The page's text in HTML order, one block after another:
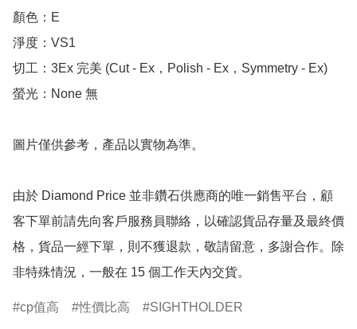
顏色：E
淨度：VS1
切工：3Ex 完美 (Cut - Ex，Polish - Ex，Symmetry - Ex)
螢光：None 無
圖片僅供參考，產品以實物為準。
由於 Diamond Price 並非鑽石供應商的唯一銷售平台，顧
客下單前請先向客戶服務員聯絡，以確認貨品存量及最終價
格，貨品一經下單，則不獲退款，敬請留意，多謝合作。除
非特殊情況，一般在 15 個工作天內交貨。
cp值高 性價比高 SIGHTHOLDER